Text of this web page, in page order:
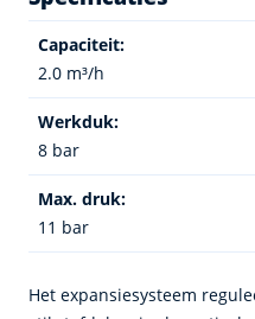
Capaciteit:
2.0 m³/h
Werkduk:
8 bar
Max. druk:
11 bar
Het expansiesysteem